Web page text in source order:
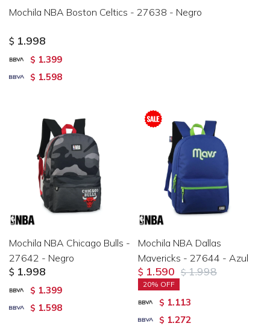
Mochila NBA Boston Celtics - 27638 - Negro
$ 1.998
$ 1.399
$ 1.598
Mochila NBA Chicago Bulls -
27642 - Negro
$ 1.998
$ 1.399
$ 1.598
Mochila NBA Dallas
Mavericks - 27644 - Azul
$ 1.590 $ 1.998
20
$ 1.113
$ 1.272